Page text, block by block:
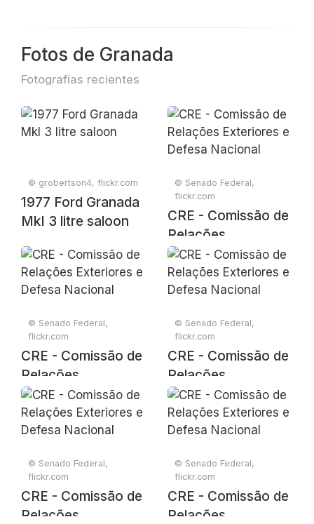
Fotos de Granada
Fotografías recientes
© grobertson4, flickr.com
1977 Ford Granada
MkI 3 litre saloon
© Senado Federal,
flickr.com
CRE - Comissão de
Relações
Exteriores e Defesa
Nacional
© Senado Federal,
flickr.com
CRE - Comissão de
Relações
Exteriores e Defesa
Nacional
© Senado Federal,
flickr.com
CRE - Comissão de
Relações
Exteriores e Defesa
Nacional
© Senado Federal,
flickr.com
CRE - Comissão de
Relações
© Senado Federal,
flickr.com
CRE - Comissão de
Relações